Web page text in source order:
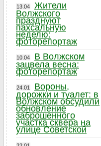
13.04
Жители
Волжского
празднуют
пахсальную
неделю:
фоторепортаж
10.04
В Волжском
зацвела весна:
фоторепортаж
24.01
Вороны,
дорожки и туалет: в
Волжском обсудили
обновление
заброшенного
участка сквера на
улице Советской